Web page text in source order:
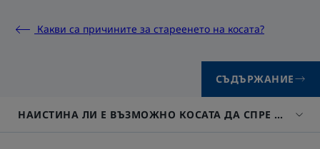
Какви са причините за стареенето на косата?
СЪДЪРЖАНИЕ
НАИСТИНА ЛИ Е ВЪЗМОЖНО КОСАТА ДА СПРЕ ДА